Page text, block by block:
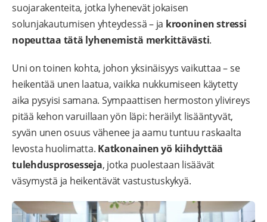
suojarakenteita, jotka lyhenevät jokaisen
solunjakautumisen yhteydessä – ja krooninen stressi
nopeuttaa tätä lyhenemistä merkittävästi.
Uni on toinen kohta, johon yksinäisyys vaikuttaa – se
heikentää unen laatua, vaikka nukkumiseen käytetty
aika pysyisi samana. Sympaattisen hermoston ylivireys
pitää kehon varuillaan yön läpi: heräilyt lisääntyvät,
syvän unen osuus vähenee ja aamu tuntuu raskaalta
levosta huolimatta. Katkonainen yö kiihdyttää
tulehdusprosesseja, jotka puolestaan lisäävät
väsymystä ja heikentävät vastustuskykyä.